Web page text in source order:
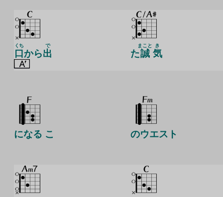
口
くち
から出
で
た誠
まこと
気
き
になる こ のウエスト